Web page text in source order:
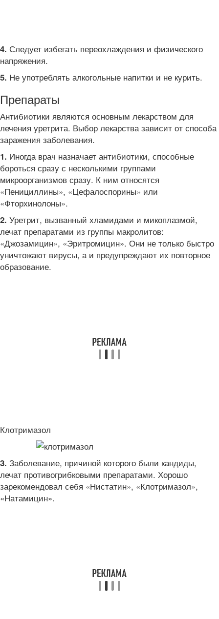
4. Следует избегать переохлаждения и физического
напряжения.
5. Не употреблять алкогольные напитки и не курить.
Препараты
Антибиотики являются основным лекарством для
лечения уретрита. Выбор лекарства зависит от способа
заражения заболевания.
1. Иногда врач назначает антибиотики, способные
бороться сразу с несколькими группами
микроорганизмов сразу. К ним относятся
«Пенициллины», «Цефалоспорины» или
«Фторхинолоны».
2. Уретрит, вызванный хламидами и микоплазмой,
лечат препаратами из группы макролитов:
«Джозамицин», «Эритромицин». Они не только быстро
уничтожают вирусы, а и предупреждают их повторное
образование.
Клотримазол
3. Заболевание, причиной которого были кандиды,
лечат противогрибковыми препаратами. Хорошо
зарекомендовал себя «Нистатин», «Клотримазол»,
«Натамицин».